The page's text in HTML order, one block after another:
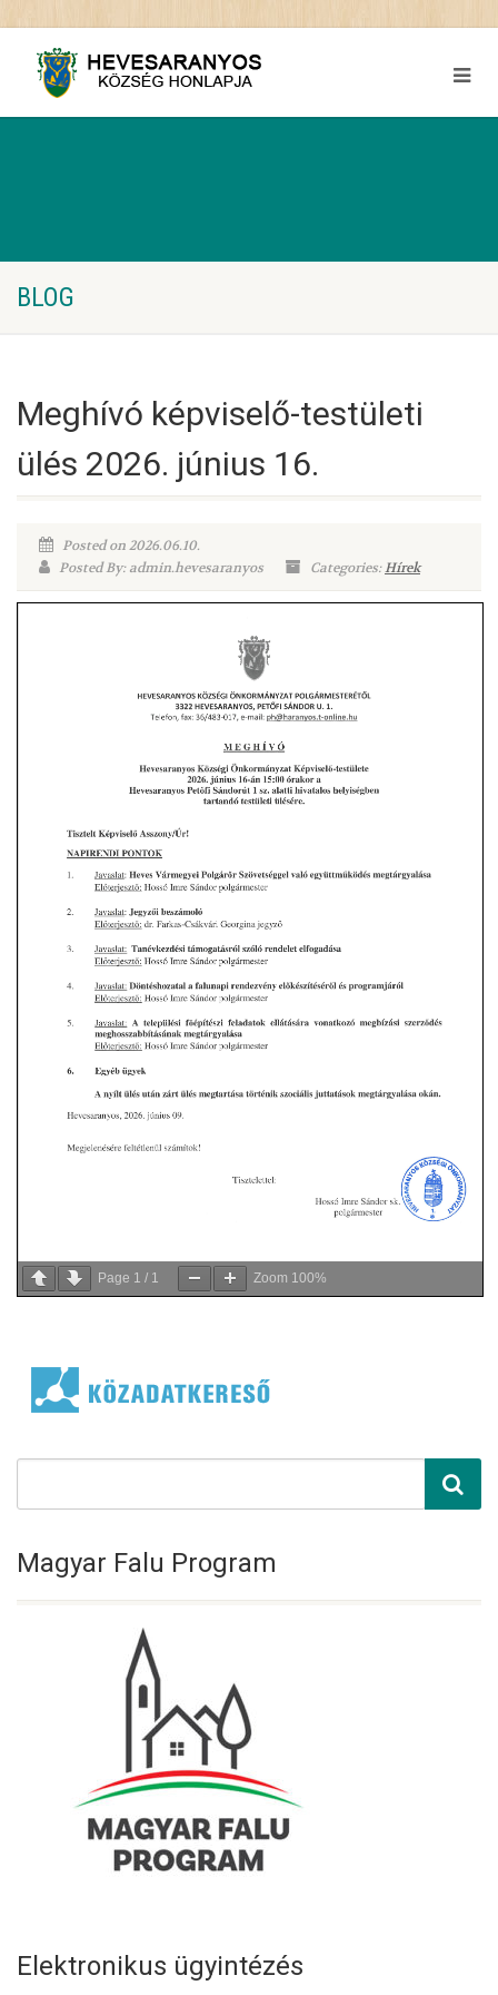
BLOG
Meghívó képviselő-testületi
ülés 2026. június 16.
Posted on 2026.06.10.
Posted By: admin.hevesaranyos
Categories:Hírek
Page 1 / 1 Zoom 100%
Magyar Falu Program
Elektronikus ügyintézés